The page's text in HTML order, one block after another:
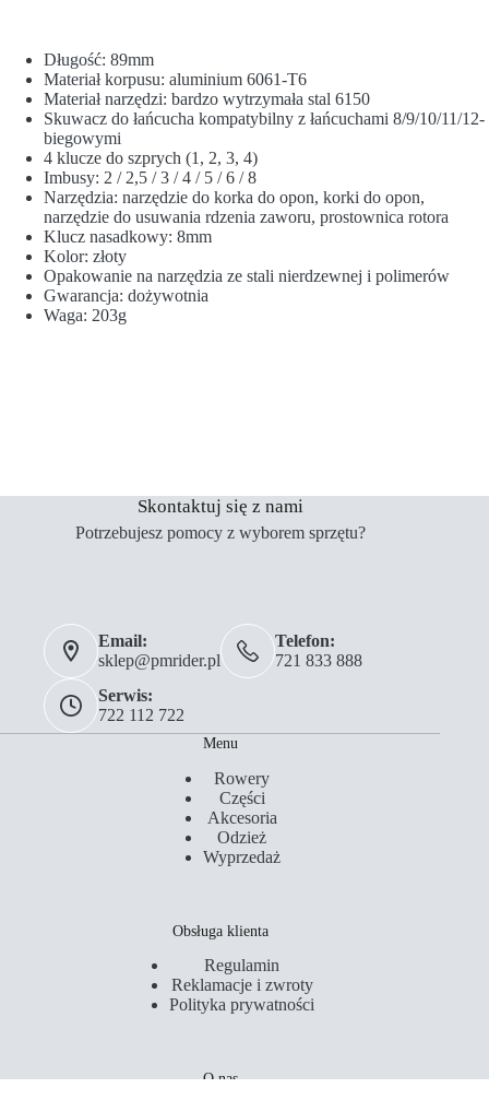
Długość: 89mm
Materiał korpusu: aluminium 6061-T6
Materiał narzędzi: bardzo wytrzymała stal 6150
Skuwacz do łańcucha kompatybilny z łańcuchami 8/9/10/11/12-
biegowymi
4 klucze do szprych (1, 2, 3, 4)
Imbusy: 2 / 2,5 / 3 / 4 / 5 / 6 / 8
Narzędzia: narzędzie do korka do opon, korki do opon,
narzędzie do usuwania rdzenia zaworu, prostownica rotora
Klucz nasadkowy: 8mm
Kolor: złoty
Opakowanie na narzędzia ze stali nierdzewnej i polimerów
Gwarancja: dożywotnia
Waga: 203g
Skontaktuj się z nami
Potrzebujesz pomocy z wyborem sprzętu?
Email:
sklep@pmrider.pl
Telefon:
721 833 888
Serwis:
722 112 722
Menu
Rowery
Części
Akcesoria
Odzież
Wyprzedaż
Obsługa klienta
Regulamin
Reklamacje i zwroty
Polityka prywatności
O nas